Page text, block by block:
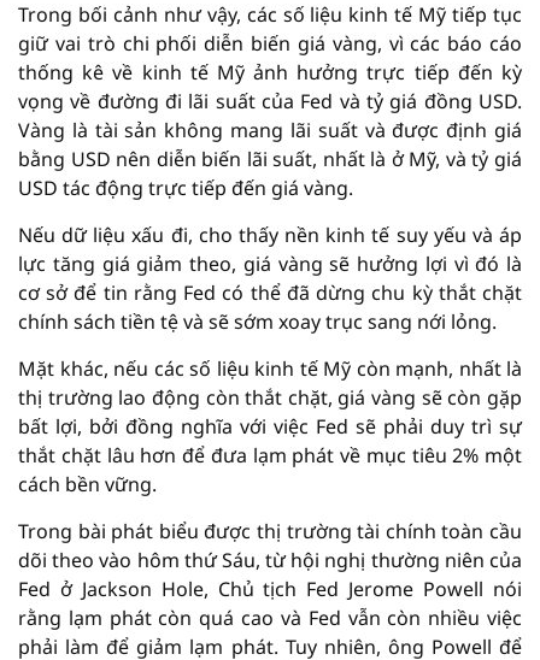
Trong bối cảnh như vậy, các số liệu kinh tế Mỹ tiếp tục
giữ vai trò chi phối diễn biến giá vàng, vì các báo cáo
thống kê về kinh tế Mỹ ảnh hưởng trực tiếp đến kỳ
vọng về đường đi lãi suất của Fed và tỷ giá đồng USD.
Vàng là tài sản không mang lãi suất và được định giá
bằng USD nên diễn biến lãi suất, nhất là ở Mỹ, và tỷ giá
USD tác động trực tiếp đến giá vàng.
Nếu dữ liệu xấu đi, cho thấy nền kinh tế suy yếu và áp
lực tăng giá giảm theo, giá vàng sẽ hưởng lợi vì đó là
cơ sở để tin rằng Fed có thể đã dừng chu kỳ thắt chặt
chính sách tiền tệ và sẽ sớm xoay trục sang nới lỏng.
Mặt khác, nếu các số liệu kinh tế Mỹ còn mạnh, nhất là
thị trường lao động còn thắt chặt, giá vàng sẽ còn gặp
bất lợi, bởi đồng nghĩa với việc Fed sẽ phải duy trì sự
thắt chặt lâu hơn để đưa lạm phát về mục tiêu 2% một
cách bền vững.
Trong bài phát biểu được thị trường tài chính toàn cầu
dõi theo vào hôm thứ Sáu, từ hội nghị thường niên của
Fed ở Jackson Hole, Chủ tịch Fed Jerome Powell nói
rằng lạm phát còn quá cao và Fed vẫn còn nhiều việc
phải làm để giảm lạm phát. Tuy nhiên, ông Powell để